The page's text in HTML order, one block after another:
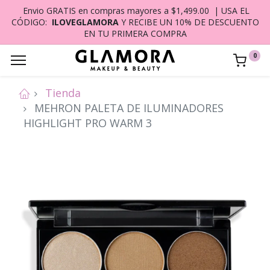
Envio GRATIS en compras mayores a $1,499.00 | USA EL
CÓDIGO: ILOVEGLAMORA Y RECIBE UN 10% DE DESCUENTO
EN TU PRIMERA COMPRA
0
Tienda
MEHRON PALETA DE ILUMINADORES
HIGHLIGHT PRO WARM 3